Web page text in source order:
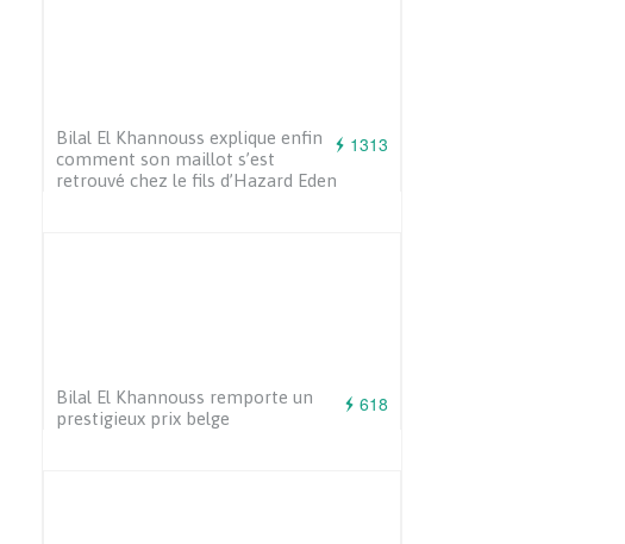
1313
Bilal El Khannouss explique enfin
comment son maillot s’est
retrouvé chez le fils d’Hazard Eden
618
Bilal El Khannouss remporte un
prestigieux prix belge